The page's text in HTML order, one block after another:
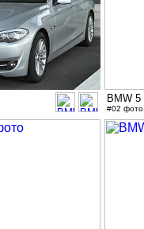
BMW 5
#02 фото